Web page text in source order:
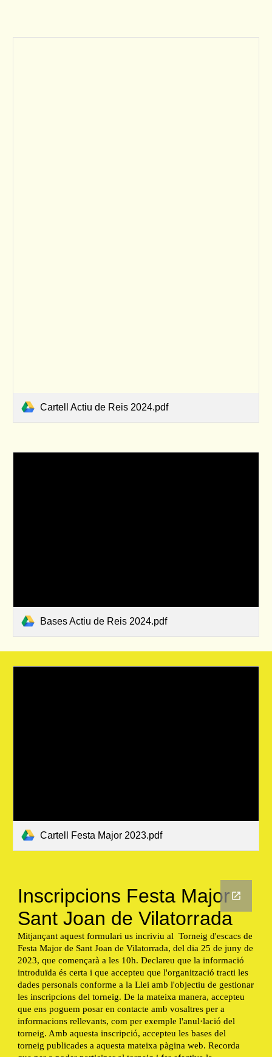
Cartell Actiu de Reis 2024.pdf
Bases Actiu de Reis 2024.pdf
Cartell Festa Major 2023.pdf